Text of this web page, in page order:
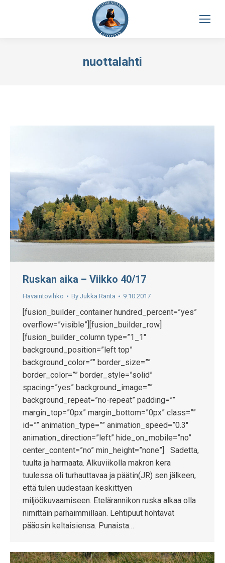
nuottalahti
Ruskan aika – Viikko 40/17
Havaintovihko By Jukka Ranta 9.10.2017
[fusion_builder_container hundred_percent=”yes”
overflow=”visible”][fusion_builder_row]
[fusion_builder_column type=”1_1″
background_position=”left top”
background_color=”” border_size=””
border_color=”” border_style=”solid”
spacing=”yes” background_image=””
background_repeat=”no-repeat” padding=””
margin_top=”0px” margin_bottom=”0px” class=””
id=”” animation_type=”” animation_speed=”0.3″
animation_direction=”left” hide_on_mobile=”no”
center_content=”no” min_height=”none”] Sadetta,
tuulta ja harmaata. Alkuviikolla makron kera
tuulessa oli turhauttavaa ja päätin(JR) sen jälkeen,
että tulen uudestaan keskittyen
miljöökuvaamiseen. Etelärannikon ruska alkaa olla
nimittäin parhaimmillaan. Lehtipuut hohtavat
pääosin keltaisiensa. Punaista…